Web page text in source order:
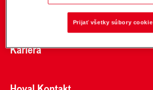
O spoločnosti
Kariéra
Prijať všetky súbory cookie